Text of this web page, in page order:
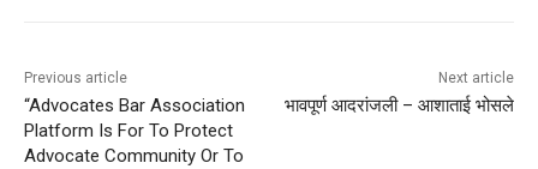
Previous article
“Advocates Bar Association
Platform Is For To Protect
Advocate Community Or To
Next article
भावपूर्ण आदरांजली – आशाताई भोसले